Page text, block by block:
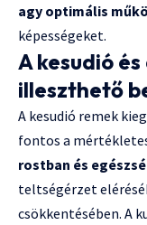
agy optimális
képességeket.
A kesudió
illeszthető
A kesudió remek
fontos a
rostban és
teltségérzet
csökkentésében. A